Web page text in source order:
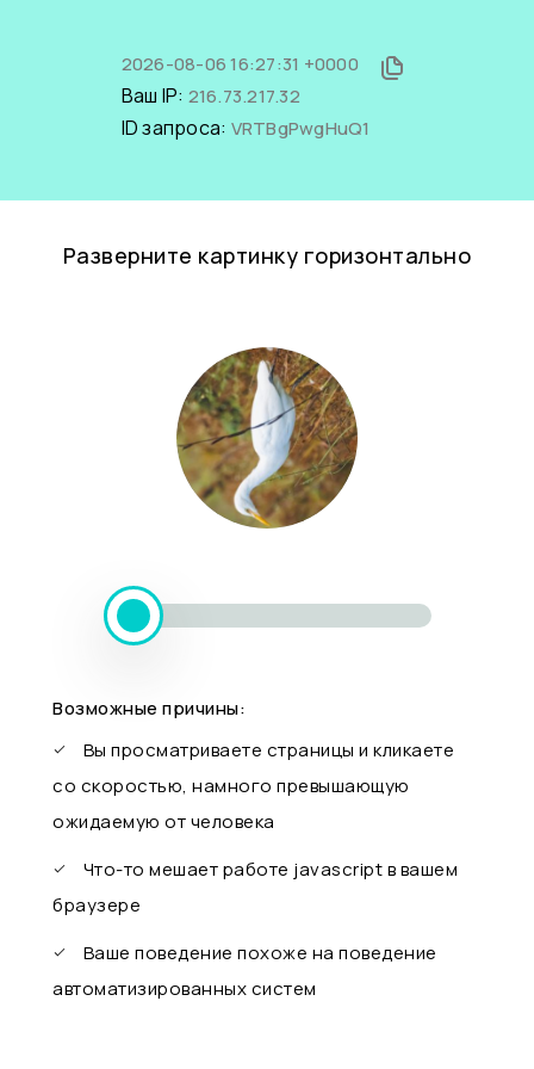
2026-08-06 16:27:31 +0000
Ваш IP: 216.73.217.32
ID запроса: VRTBgPwgHuQ1
Разверните картинку горизонтально
Возможные причины:
Вы просматриваете страницы и кликаете
со скоростью, намного превышающую
ожидаемую от человека
Что-то мешает работе javascript в вашем
браузере
Ваше поведение похоже на поведение
автоматизированных систем